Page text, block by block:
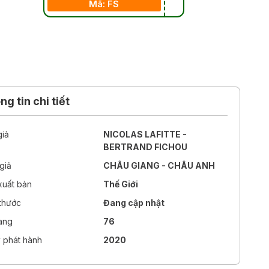
Mã: FS
tin chi tiết
NICOLAS LAFITTE -
BERTRAND FICHOU
CHÂU GIANG - CHÂU ANH
bản
Thế Giới
Đang cập nhật
76
phát hành
2020